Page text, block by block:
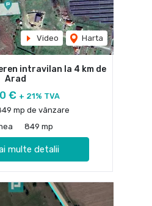
Video Harta
intravilan la 4 km de
Arad
€ + 21% TVA
mp de vânzare
849 mp
multe detalii